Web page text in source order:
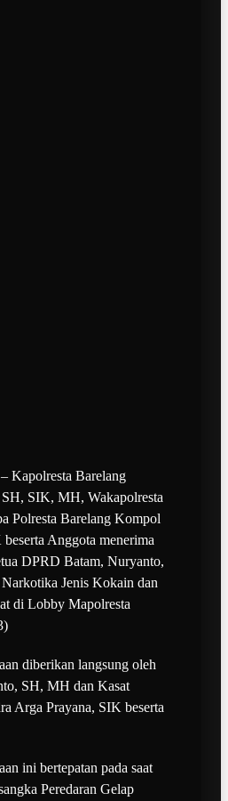
Barelang
SIK, MH, Wakapolresta
Polresta Barelang Kompol
Anggota menerima
DPRD Batam, Nuryanto,
Jenis Kokain dan
di Lobby Mapolresta
diberikan langsung oleh
SH, MH dan Kasat
Arga Prayana, SIK beserta
ini bertepatan pada saat
Peredaran Gelap